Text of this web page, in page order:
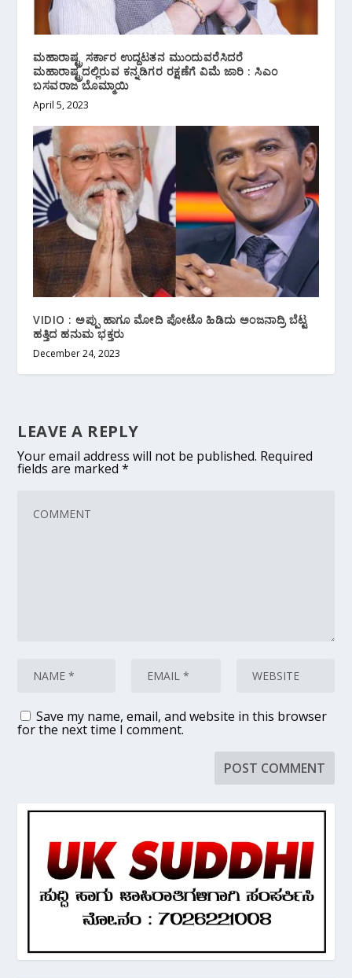
ಮಹಾರಾಷ್ಟ್ರ ಸರ್ಕಾರ ಉದ್ದಟತನ ಮುಂದುವರೆಸಿದರೆ
ಮಹಾರಾಷ್ಟ್ರದಲ್ಲಿರುವ ಕನ್ನಡಿಗರ ರಕ್ಷಣೆಗೆ ವಿಮೆ ಜಾರಿ : ಸಿಎಂ
ಬಸವರಾಜ ಬೊಮ್ಮಾಯಿ
April 5, 2023
VIDIO : ಅಪ್ಪು ಹಾಗೂ ಮೋದಿ ಪೋಟೊ ಹಿಡಿದು ಅಂಜನಾದ್ರಿ ಬೆಟ್ಟ
ಹತ್ತಿದ ಹನುಮ ಭಕ್ತರು
December 24, 2023
LEAVE A REPLY
Your email address will not be published. Required
fields are marked*
Save my name, email, and website in this browser
for the next time I comment.